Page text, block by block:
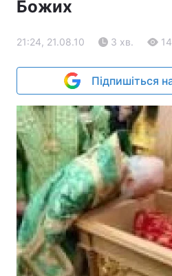
Божих
21:24, 21.08.10 3 хв. 14
Підпишіться